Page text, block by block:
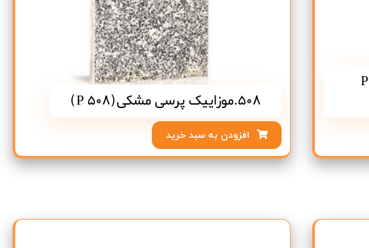
507.موزاییک پرسی موج حیاطی(P
508.موزاییک پرسی مشکی(P 508)
افزودن به سبد خرید